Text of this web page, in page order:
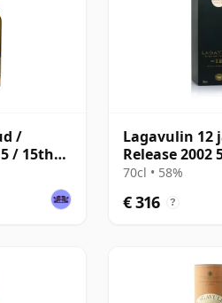
/
/ 15th
Lagavulin 12
Release 2002
70cl • 58%
€ 316 ?